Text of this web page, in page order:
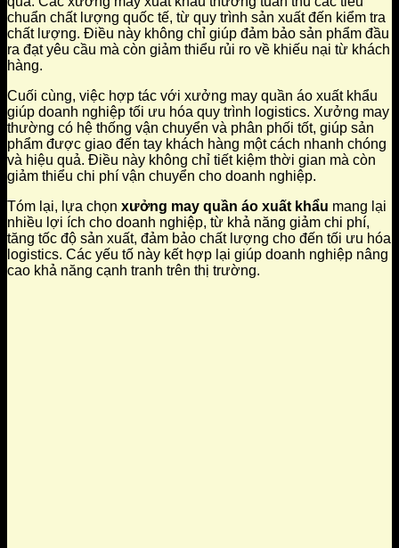
chuẩn chất lượng quốc tế, từ quy trình sản xuất đến kiểm tra
chất lượng. Điều này không chỉ giúp đảm bảo sản phẩm đầu
ra đạt yêu cầu mà còn giảm thiểu rủi ro về khiếu nại từ khách
hàng.
Cuối cùng, việc hợp tác với xưởng may quần áo xuất khẩu
giúp doanh nghiệp tối ưu hóa quy trình logistics. Xưởng may
thường có hệ thống vận chuyển và phân phối tốt, giúp sản
phẩm được giao đến tay khách hàng một cách nhanh chóng
và hiệu quả. Điều này không chỉ tiết kiệm thời gian mà còn
giảm thiểu chi phí vận chuyển cho doanh nghiệp.
Tóm lại, lựa chọn xưởng may quần áo xuất khẩu mang lại
nhiều lợi ích cho doanh nghiệp, từ khả năng giảm chi phí,
tăng tốc độ sản xuất, đảm bảo chất lượng cho đến tối ưu hóa
logistics. Các yếu tố này kết hợp lại giúp doanh nghiệp nâng
cao khả năng cạnh tranh trên thị trường.